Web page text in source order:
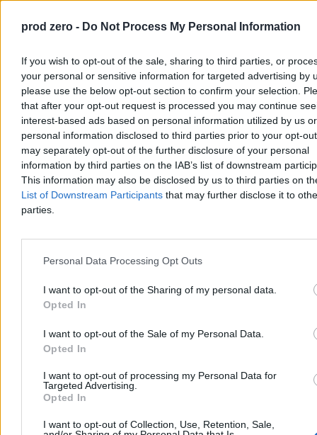
prod zero - Do Not Process My Personal Information
If you wish to opt-out of the sale, sharing to third parties, or
your personal or sensitive information for targeted advertising by
please use the below opt-out section to confirm your selection.
that after your opt-out request is processed you may continue
interest-based ads based on personal information utilized by us or
personal information disclosed to third parties prior to your opt-
may separately opt-out of the further disclosure of your personal
information by third parties on the IAB’s list of downstream
This information may also be disclosed by us to third parties on
List of Downstream Participants that may further disclose it to
parties.
Personal Data Processing Opt Outs
I want to opt-out of the Sharing of my personal data.
Opted In
I want to opt-out of the Sale of my Personal Data.
Opted In
I want to opt-out of processing my Personal Data for
Targeted Advertising.
Opted In
I want to opt-out of Collection, Use, Retention, Sale,
Nawrocki podsumowuje pierwszy rok kadencji.
„Chcę, byście mnie oceniali”
– Bardzo się cieszę, że w rok od zaprzysiężenia jesteście ze swoim
prezydentem w naszym wspólnym domu. Wy zdecydowaliście o
tym, że mam być waszym głosem w Pałacu Prezydenckim –
powiedział Karol Nawrocki podczas obchodów rocznicy jego
zaprzysiężenia na stanowisko prezydenta RP. W trackie wystąpienia
zapowiedział, że w ciągu kilku miesięcy będzie przedstawiona
prezydencka strategia rozwoju.
Paweł Żurek
Reklama